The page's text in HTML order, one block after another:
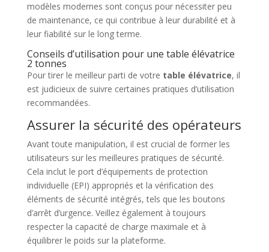
modèles modernes sont conçus pour nécessiter peu
de maintenance, ce qui contribue à leur durabilité et à
leur fiabilité sur le long terme.
Conseils d’utilisation pour une table élévatrice
2 tonnes
Pour tirer le meilleur parti de votre table élévatrice, il
est judicieux de suivre certaines pratiques d’utilisation
recommandées.
Assurer la sécurité des opérateurs
Avant toute manipulation, il est crucial de former les
utilisateurs sur les meilleures pratiques de sécurité.
Cela inclut le port d’équipements de protection
individuelle (EPI) appropriés et la vérification des
éléments de sécurité intégrés, tels que les boutons
d’arrêt d’urgence. Veillez également à toujours
respecter la capacité de charge maximale et à
équilibrer le poids sur la plateforme.